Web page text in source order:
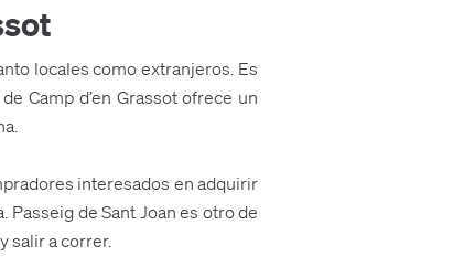
locales como extranjeros. Es
Camp d’en Grassot ofrece un
interesados en adquirir
Passeig de Sant Joan es otro de
salir a correr.